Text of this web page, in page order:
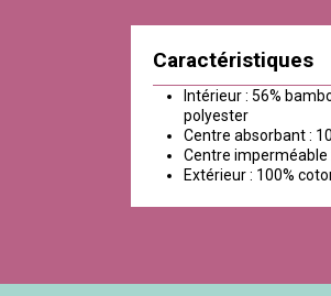
Caractéristiques
Intérieur : 56%
polyester
Centre absorbant :
Centre imperméable
Extérieur : 100%